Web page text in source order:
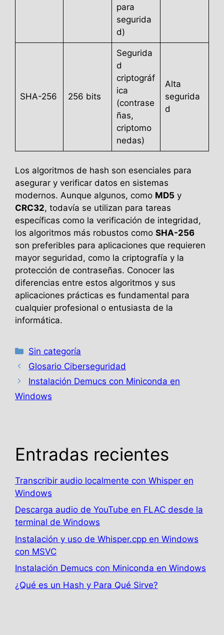
para
segurida
d)
SHA-256 256 bits
Segurida
d
criptográf
ica
(contrase
ñas,
criptomo
nedas)
Alta
segurida
d
Los algoritmos de hash son esenciales para
asegurar y verificar datos en sistemas
modernos. Aunque algunos, como MD5 y
CRC32, todavía se utilizan para tareas
específicas como la verificación de integridad,
los algoritmos más robustos como SHA-256
son preferibles para aplicaciones que requieren
mayor seguridad, como la criptografía y la
protección de contraseñas. Conocer las
diferencias entre estos algoritmos y sus
aplicaciones prácticas es fundamental para
cualquier profesional o entusiasta de la
informática.
Categorías
Sin categoría
Glosario Ciberseguridad
Instalación Demucs con Miniconda en
Windows
Entradas recientes
Transcribir audio localmente con Whisper en
Windows
Descarga audio de YouTube en FLAC desde la
terminal de Windows
Instalación y uso de Whisper.cpp en Windows
con MSVC
Instalación Demucs con Miniconda en Windows
¿Qué es un Hash y Para Qué Sirve?